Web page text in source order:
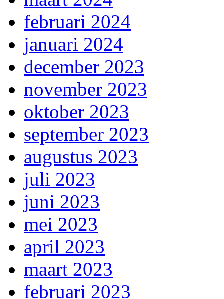
februari 2024
januari 2024
december 2023
november 2023
oktober 2023
september 2023
augustus 2023
juli 2023
juni 2023
mei 2023
april 2023
maart 2023
februari 2023